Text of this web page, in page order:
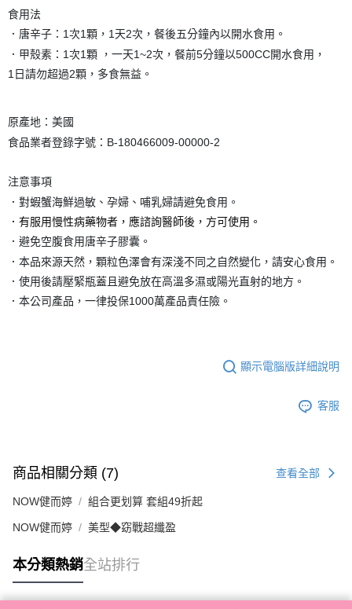
食用法
．唐辛子：1次1顆，1天2次，餐後五分鐘內以開水食用。
．甲殼素：1次1顆 ，一天1~2次，餐前5分鐘以500CC開水食用，
1日請勿超過2顆，多食無益。
原產地：美國
食品業者登錄字號：B-180466009-00000-2
注意事項
．對蝦蟹海鮮過敏、孕婦、哺乳婦請避免食用。
．有服用慢性病藥物者，應諮詢醫師後，方可使用。
．避免空腹食用唐辛子膠囊。
．本品來源天然，顆粒色澤會有深淺不同之自然變化，請安心食用。
．使用後請壓緊瓶蓋且避免放在高溫多濕或陽光直射的地方。
．本公司產品，一律投保1000萬產品責任險。
顯示電腦版詳細說明
客服
商品相關分類 (7) 查看全部
NOW健而婷 組合更划算 套組49折起
NOW健而婷 美型◆窈戰超纖盈
本分類熱銷全站排行